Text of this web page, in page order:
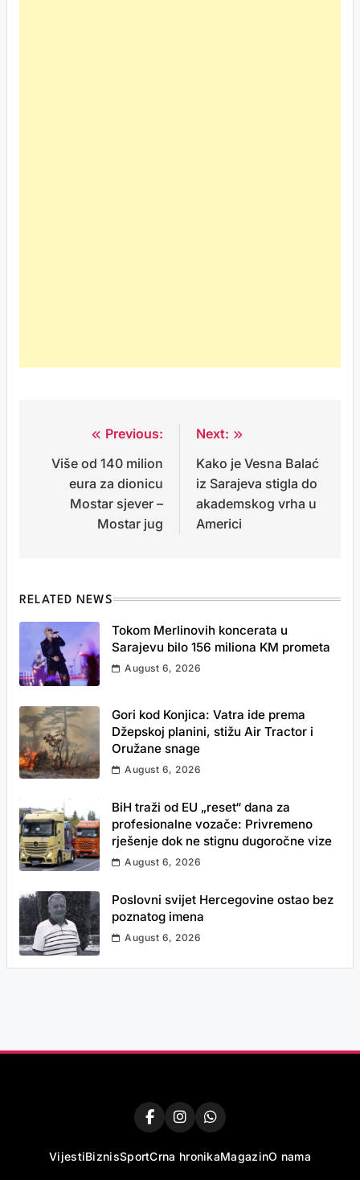
navigation
Previous:
Više od 140 milion
eura za dionicu
Mostar sjever –
Mostar jug
Next:
Kako je Vesna Balać
iz Sarajeva stigla do
akademskog vrha u
Americi
RELATED NEWS
Tokom Merlinovih koncerata u
Sarajevu bilo 156 miliona KM prometa
August 6, 2026
Gori kod Konjica: Vatra ide prema
Džepskoj planini, stižu Air Tractor i
Oružane snage
August 6, 2026
BiH traži od EU „reset“ dana za
profesionalne vozače: Privremeno
rješenje dok ne stignu dugoročne vize
August 6, 2026
Poslovni svijet Hercegovine ostao bez
poznatog imena
August 6, 2026
VijestiBiznisSportCrna hronikaMagazinO nama